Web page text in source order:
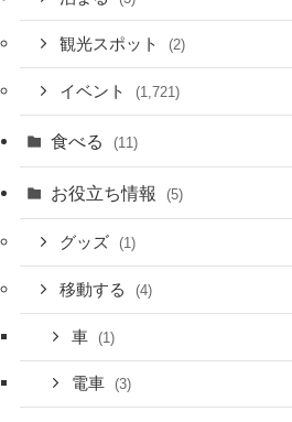
観光スポット (2)
イベント (1,721)
食べる (11)
お役立ち情報 (5)
グッズ (1)
移動する (4)
車 (1)
電車 (3)